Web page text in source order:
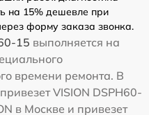
на 15% дешевле при
форму заказа звонка.
15 выполняется на
времени ремонта. В
VISION DSPH60-
в Москве и привезет